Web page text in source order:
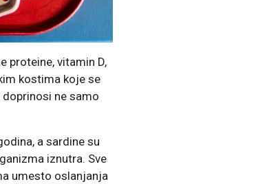
proteine, vitamin D,
kostima koje se
ne samo
a sardine su
iznutra. Sve
umesto oslanjanja